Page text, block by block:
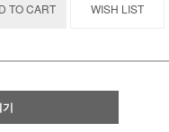
TO CART WISH LIST